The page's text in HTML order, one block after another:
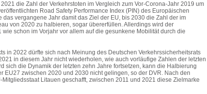
die Zahl der Verkehrstoten im Vergleich zum Vor-Corona-Jahr 2019 um
Road Safety Performance Index (PIN) des Europäischen
das vergangene Jahr damit das Ziel der EU, bis 2030 die Zahl der im
von 2020 zu halbieren, sogar übererfüllen. Allerdings wird der
schon im Vorjahr vor allem auf die gesunkene Mobilität durch die
in 2022 dürfte sich nach Meinung des Deutschen Verkehrssicherheitsrats
in diesem Jahr nicht wiederholen, wie auch vorläufige Zahlen der letzten
sich die Dynamik der letzten zehn Jahre fortsetzen, kann die Halbierung
EU27 zwischen 2020 und 2030 nicht gelingen, so der DVR. Nach den
Litauen geschafft, zwischen 2011 und 2021 diese Zielmarke